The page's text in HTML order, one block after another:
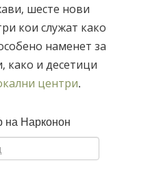
шесте нови
кои служат како
наменет за
како и десетици
центри.
на Нарконон